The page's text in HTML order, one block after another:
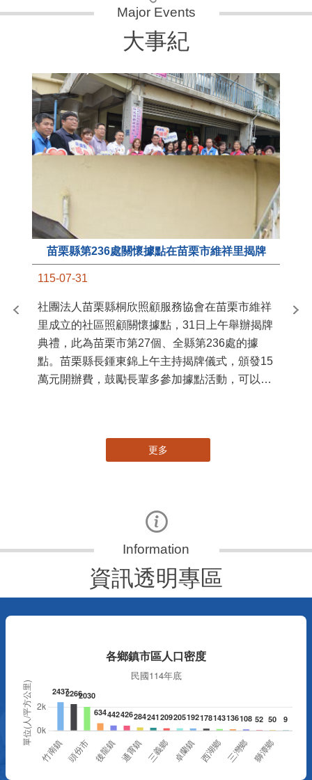
大事紀
苗栗縣第236處關懷據點在苗栗市維祥里揭牌
115-07-31
社團法人苗栗縣桐欣照顧服務協會在苗栗市維祥
里成立的社區照顧關懷據點，31日上午舉辦揭牌
典禮，此為苗栗市第27個、全縣第236處的據
點。苗栗縣長鍾東錦上午主持揭牌儀式，頒發15
萬元開辦費，鼓勵長輩多參加據點活動，可以更
更多
資訊透明專區